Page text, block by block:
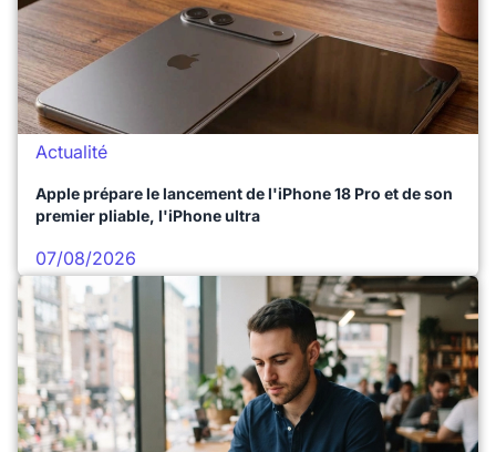
Actualité
Apple prépare le lancement de l'iPhone 18 Pro et de son
premier pliable, l'iPhone ultra
07/08/2026